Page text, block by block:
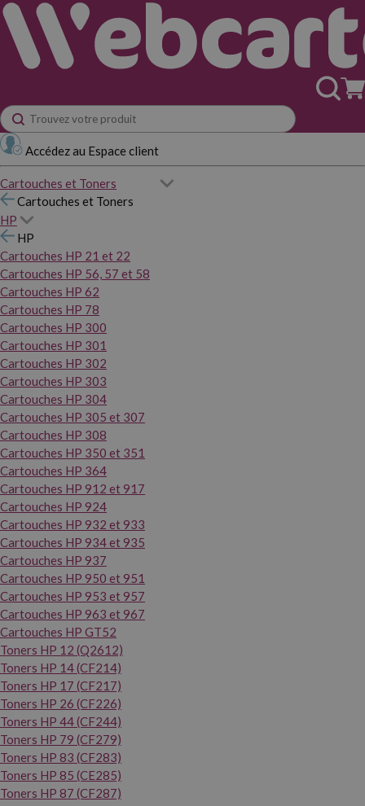
Accédez au Espace client
Cartouches et Toners
Cartouches et Toners
HP
HP
Cartouches HP 21 et 22
Cartouches HP 56, 57 et 58
Cartouches HP 62
Cartouches HP 78
Cartouches HP 300
Cartouches HP 301
Cartouches HP 302
Cartouches HP 303
Cartouches HP 304
Cartouches HP 305 et 307
Cartouches HP 308
Cartouches HP 350 et 351
Cartouches HP 364
Cartouches HP 912 et 917
Cartouches HP 924
Cartouches HP 932 et 933
Cartouches HP 934 et 935
Cartouches HP 937
Cartouches HP 950 et 951
Cartouches HP 953 et 957
Cartouches HP 963 et 967
Cartouches HP GT52
Toners HP 12 (Q2612)
Toners HP 14 (CF214)
Toners HP 17 (CF217)
Toners HP 26 (CF226)
Toners HP 44 (CF244)
Toners HP 79 (CF279)
Toners HP 83 (CF283)
Toners HP 85 (CE285)
Toners HP 87 (CF287)